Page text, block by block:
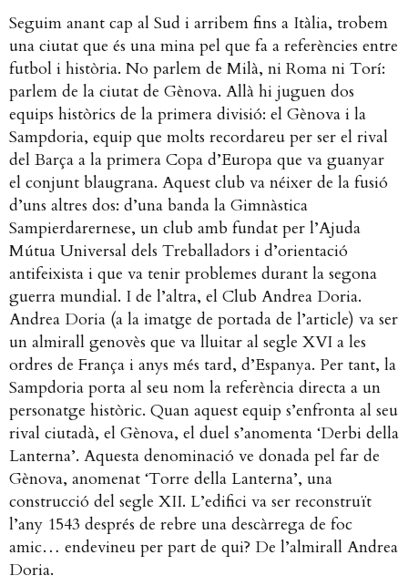
Seguim anant cap al Sud i arribem fins a Itàlia, trobem
una ciutat que és una mina pel que fa a referències entre
futbol i història. No parlem de Milà, ni Roma ni Torí:
parlem de la ciutat de Gènova. Allà hi juguen dos
equips històrics de la primera divisió: el Gènova i la
Sampdoria, equip que molts recordareu per ser el rival
del Barça a la primera Copa d’Europa que va guanyar
el conjunt blaugrana. Aquest club va néixer de la fusió
d’uns altres dos: d’una banda la Gimnàstica
Sampierdarernese, un club amb fundat per l’Ajuda
Mútua Universal dels Treballadors i d’orientació
antifeixista i que va tenir problemes durant la segona
guerra mundial. I de l’altra, el Club Andrea Doria.
Andrea Doria (a la imatge de portada de l’article) va ser
un almirall genovès que va lluitar al segle XVI a les
ordres de França i anys més tard, d’Espanya. Per tant, la
Sampdoria porta al seu nom la referència directa a un
personatge històric. Quan aquest equip s’enfronta al seu
rival ciutadà, el Gènova, el duel s’anomenta ‘Derbi della
Lanterna’. Aquesta denominació ve donada pel far de
Gènova, anomenat ‘Torre della Lanterna’, una
construcció del segle XII. L’edifici va ser reconstruït
l’any 1543 després de rebre una descàrrega de foc
amic… endevineu per part de qui? De l’almirall Andrea
Doria.